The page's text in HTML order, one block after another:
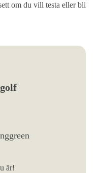
om du vill testa eller bli
är!